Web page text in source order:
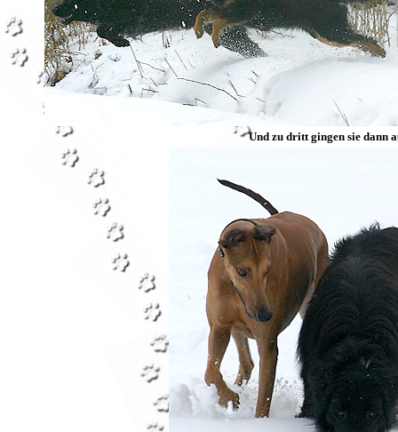
Und zu dritt gingen sie dann